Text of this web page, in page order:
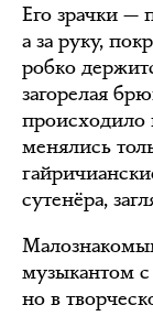
Его зрачки —
а за руку,
робко
загорелая
менялись
сутенёра,
музыкантом
но в